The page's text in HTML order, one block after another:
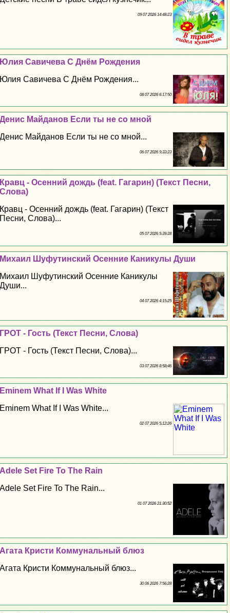
09 07 2026 14:48:23
Юлия Савичева С Днём Рождения
Юлия Савичева С Днём Рождения...
08 07 2026 6:17:50
Денис Майданов Если ты не со мной
Денис Майданов Если ты не со мной...
06 07 2026 9:33:23
Кравц - Осенний дождь (feat. Гагарин) (Текст Песни,
Слова)
Кравц - Осенний дождь (feat. Гагарин) (Текст
Песни, Слова)...
05 07 2026 5:39:28
Михаил Шуфутинский Осенние Каникулы Души
Михаил Шуфутинский Осенние Каникулы
Души...
04 07 2026 4:15:25
ГРОТ - Гость (Текст Песни, Слова)
ГРОТ - Гость (Текст Песни, Слова)...
03 07 2026 8:58:46
Eminem What If I Was White
Eminem What If I Was White...
02 07 2026 5:12:26
Adele Set Fire To The Rain
Adele Set Fire To The Rain...
01 07 2026 21:30:52
Агата Кристи Коммунальный блюз
Агата Кристи Коммунальный блюз...
30 06 2026 7:56:28